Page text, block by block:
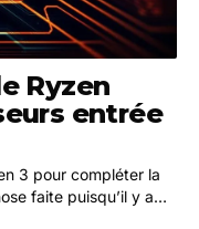
Ryzen
entrée
3 pour compléter la
faite puisqu’il y a